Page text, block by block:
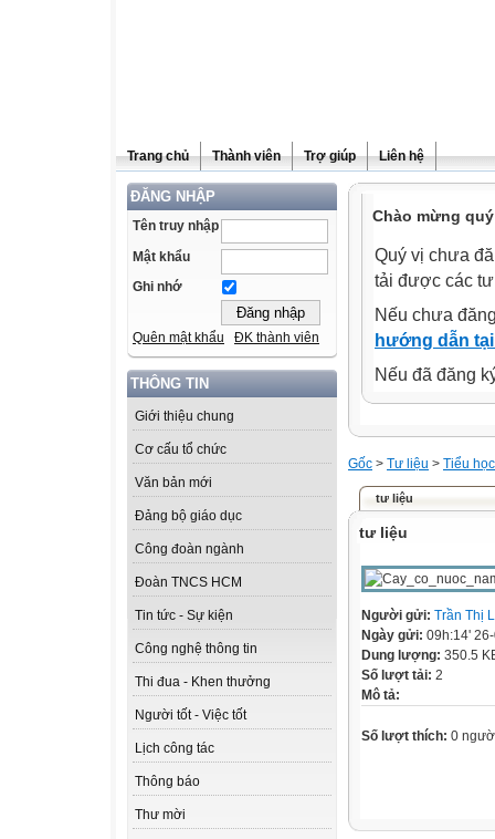
Trang chủ Thành viên Trợ giúp Liên hệ
ĐĂNG NHẬP
Tên truy nhập
Mật khẩu
Ghi nhớ
Quên mật khẩu ĐK thành viên
THÔNG TIN
Giới thiệu chung
Cơ cấu tổ chức
Văn bản mới
Đảng bộ giáo dục
Công đoàn ngành
Đoàn TNCS HCM
Tin tức - Sự kiện
Công nghệ thông tin
Thi đua - Khen thưởng
Người tốt - Việc tốt
Lịch công tác
Thông báo
Thư mời
Chào mừng
Quý vị chưa
tải được các
Nếu chưa
hướng dẫn
Nếu đã đăng
Gốc > Tư liệu > Tiểu học
tư liệu
tư liệu
Người gửi: Trần Thị
Ngày gửi: 09h:14'
Dung lượng: 350.5
Số lượt tải: 2
Mô tả:
Số lượt thích: 0